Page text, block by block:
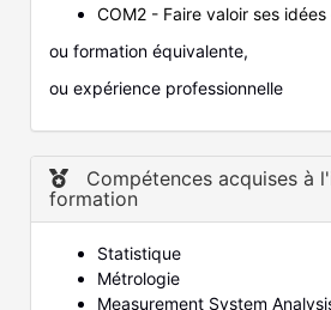
COM2 - Faire valoir ses
ou formation équivalente,
ou expérience professionnelle
Compétences acquises à
formation
Statistique
Métrologie
Measurement System